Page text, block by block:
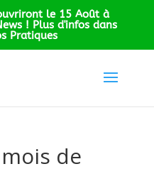
le 15 Août à
! Plus d'infos dans
Pratiques
de